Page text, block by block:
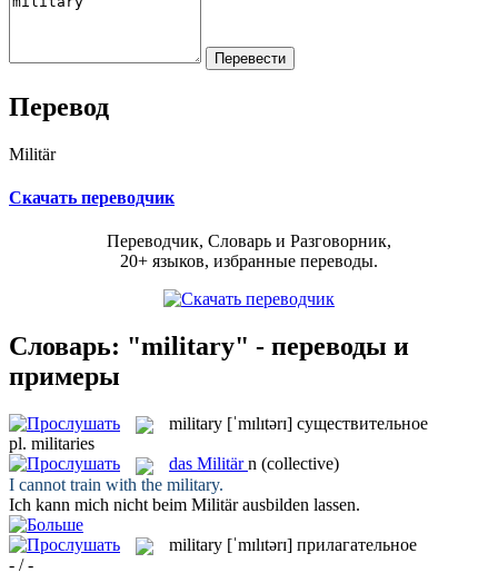
Перевод
Militär
Скачать переводчик
Переводчик, Словарь и Разговорник,
20+ языков, избранные переводы.
Словарь: "military" - переводы и
примеры
military [ˈmɪlɪtərɪ] существительное
pl. militaries
das Militär n (collective)
I cannot train with the military.
Ich kann mich nicht beim Militärausbilden lassen.
military [ˈmɪlɪtərɪ] прилагательное
- / -